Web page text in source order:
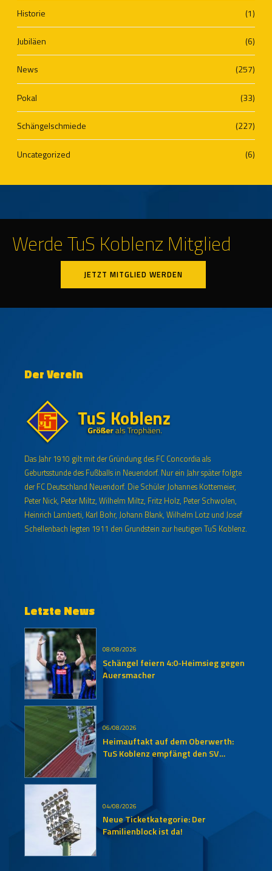
Historie (1)
Jubiläen (6)
News (257)
Pokal (33)
Schängelschmiede (227)
Uncategorized (6)
Werde TuS Koblenz Mitglied
JETZT MITGLIED WERDEN
Der Verein
Das Jahr 1910 gilt mit der Gründung des FC Concordia als
Geburtsstunde des Fußballs in Neuendorf. Nur ein Jahr später folgte
der FC Deutschland Neuendorf. Die Schüler Johannes Kottemeier,
Peter Nick, Peter Miltz, Wilhelm Miltz, Fritz Holz, Peter Schwolen,
Heinrich Lamberti, Karl Bohr, Johann Blank, Wilhelm Lotz und Josef
Schellenbach legten 1911 den Grundstein zur heutigen TuS Koblenz.
Letzte News
08/08/2026
Schängel feiern 4:0-Heimsieg gegen
Auersmacher
06/08/2026
Heimauftakt auf dem Oberwerth:
TuS Koblenz empfängt den SV
04/08/2026
Neue Ticketkategorie: Der
Familienblock ist da!